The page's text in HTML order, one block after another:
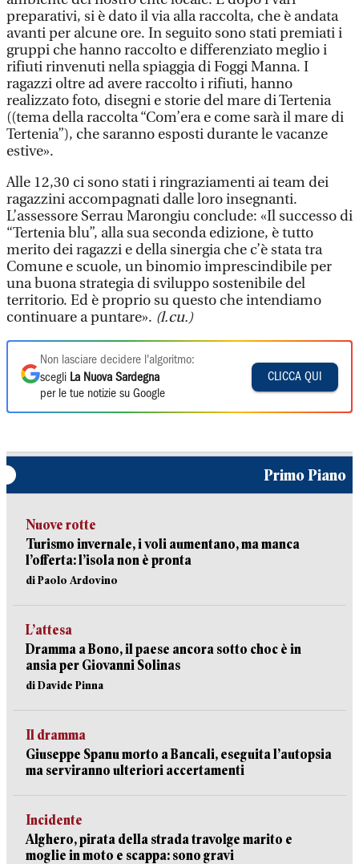
preparativi, si è dato il via alla raccolta, che è andata
avanti per alcune ore. In seguito sono stati premiati i
gruppi che hanno raccolto e differenziato meglio i
rifiuti rinvenuti nella spiaggia di Foggi Manna. I
ragazzi oltre ad avere raccolto i rifiuti, hanno
realizzato foto, disegni e storie del mare di Tertenia
((tema della raccolta “Com’era e come sarà il mare di
Tertenia”), che saranno esposti durante le vacanze
estive».
Alle 12,30 ci sono stati i ringraziamenti ai team dei
ragazzini accompagnati dalle loro insegnanti.
L’assessore Serrau Marongiu conclude: «Il successo di
“Tertenia blu”, alla sua seconda edizione, è tutto
merito dei ragazzi e della sinergia che c’è stata tra
Comune e scuole, un binomio imprescindibile per
una buona strategia di sviluppo sostenibile del
territorio. Ed è proprio su questo che intendiamo
continuare a puntare». (l.cu.)
Non lasciare decidere l'algoritmo:
scegli La Nuova Sardegna
per le tue notizie su Google
CLICCA QUI
Primo Piano
Nuove rotte
Turismo invernale, i voli aumentano, ma manca
l’offerta: l’isola non è pronta
di Paolo Ardovino
L’attesa
Dramma a Bono, il paese ancora sotto choc è in
ansia per Giovanni Solinas
di Davide Pinna
Il dramma
Giuseppe Spanu morto a Bancali, eseguita l’autopsia
ma serviranno ulteriori accertamenti
Incidente
Alghero, pirata della strada travolge marito e
moglie in moto e scappa: sono gravi